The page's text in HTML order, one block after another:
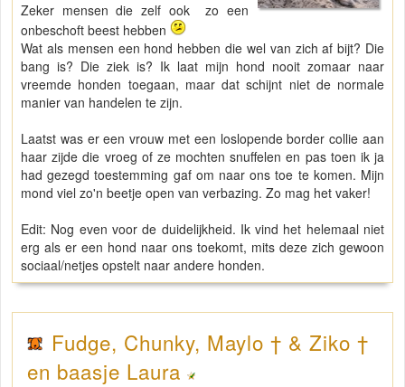
Zeker mensen die zelf ook zo een
onbeschoft beest hebben
Wat als mensen een hond hebben die wel van zich af bijt? Die
bang is? Die ziek is? Ik laat mijn hond nooit zomaar naar
vreemde honden toegaan, maar dat schijnt niet de normale
manier van handelen te zijn.
Laatst was er een vrouw met een loslopende border collie aan
haar zijde die vroeg of ze mochten snuffelen en pas toen ik ja
had gezegd toestemming gaf om naar ons toe te komen. Mijn
mond viel zo'n beetje open van verbazing. Zo mag het vaker!
Edit: Nog even voor de duidelijkheid. Ik vind het helemaal niet
erg als er een hond naar ons toekomt, mits deze zich gewoon
sociaal/netjes opstelt naar andere honden.
Fudge, Chunky, Maylo † & Ziko †
en baasje Laura